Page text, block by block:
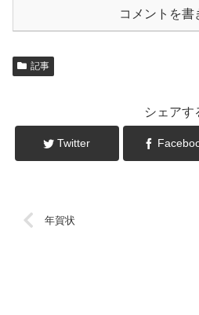
コメントを書
記事
シェアす
Twitter
年賀状